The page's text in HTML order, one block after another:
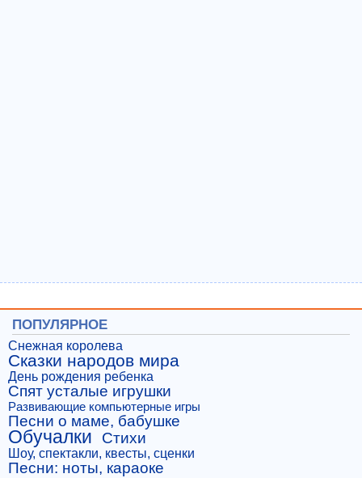
ПОПУЛЯРНОЕ
Снежная королева
Сказки народов мира
День рождения ребенка
Спят усталые игрушки
Развивающие компьютерные игры
Песни о маме, бабушке
Обучалки Стихи
Шоу, спектакли, квесты, сценки
Песни: ноты, караоке